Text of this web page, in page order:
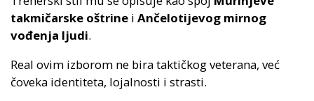
takmičarske oštrine i Ančelotijevog mirnog
vođenja ljudi.
Real ovim izborom ne bira taktičkog veterana, već
čoveka identiteta, lojalnosti i strasti.